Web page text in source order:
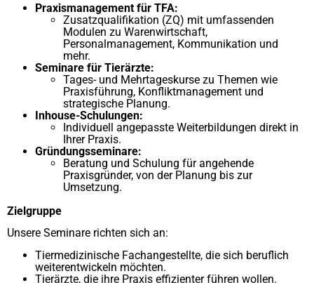
Praxismanagement für TFA:
Zusatzqualifikation (ZQ) mit umfassenden
Modulen zu Warenwirtschaft,
Personalmanagement, Kommunikation und
mehr.
Seminare für Tierärzte:
Tages- und Mehrtageskurse zu Themen wie
Praxisführung, Konfliktmanagement und
strategische Planung.
Inhouse-Schulungen:
Individuell angepasste Weiterbildungen direkt in
Ihrer Praxis.
Gründungsseminare:
Beratung und Schulung für angehende
Praxisgründer, von der Planung bis zur
Umsetzung.
Zielgruppe
Unsere Seminare richten sich an:
Tiermedizinische Fachangestellte, die sich beruflich
weiterentwickeln möchten.
Tierärzte, die ihre Praxis effizienter führen wollen.